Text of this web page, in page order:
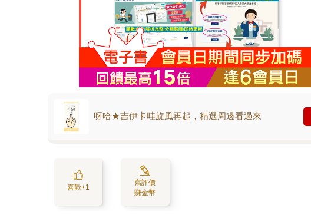
呀哈★吉伊卡哇旋風再起，精選周邊看過來
喜歡+1
寫評價
賺金幣